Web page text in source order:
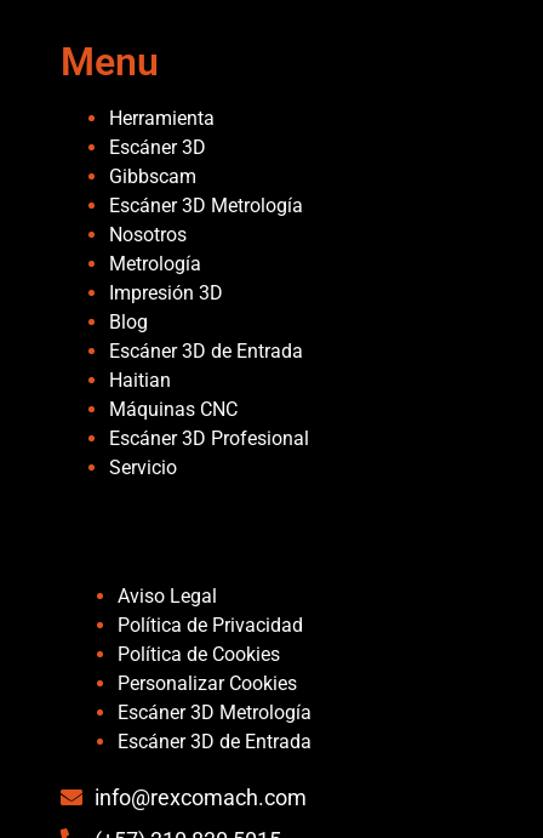
Menu
Herramienta
Escáner 3D
Gibbscam
Escáner 3D Metrología
Nosotros
Metrología
Impresión 3D
Blog
Escáner 3D de Entrada
Haitian
Máquinas CNC
Escáner 3D Profesional
Servicio
Aviso Legal
Política de Privacidad
Política de Cookies
Personalizar Cookies
Escáner 3D Metrología
Escáner 3D de Entrada
info@rexcomach.com